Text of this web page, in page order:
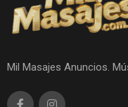
Mil Masajes Anuncios.